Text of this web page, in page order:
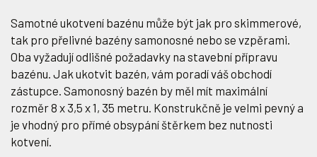
Samotné ukotvení bazénu může být jak pro skimmerové,
tak pro přelivné bazény samonosné nebo se vzpěrami.
Oba vyžadují odlišné požadavky na stavební přípravu
bazénu. Jak ukotvit bazén, vám poradí váš obchodí
zástupce. Samonosný bazén by měl mít maximální
rozměr 8 x 3,5 x 1, 35 metru. Konstrukčně je velmi pevný a
je vhodný pro přímé obsypání štěrkem bez nutnosti
kotvení.